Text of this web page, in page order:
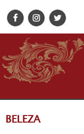
BELEZA